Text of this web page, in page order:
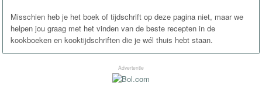
Misschien heb je het boek of tijdschrift op deze pagina niet, maar we
helpen jou graag met het vinden van de beste recepten in de
kookboeken en kooktijdschriften die je wél thuis hebt staan.
Advertentie